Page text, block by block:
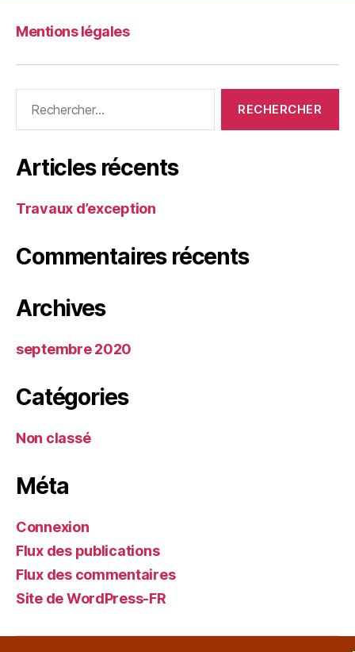
Mentions légales
Articles récents
Travaux d’exception
Commentaires récents
Archives
septembre 2020
Catégories
Non classé
Méta
Connexion
Flux des publications
Flux des commentaires
Site de WordPress-FR